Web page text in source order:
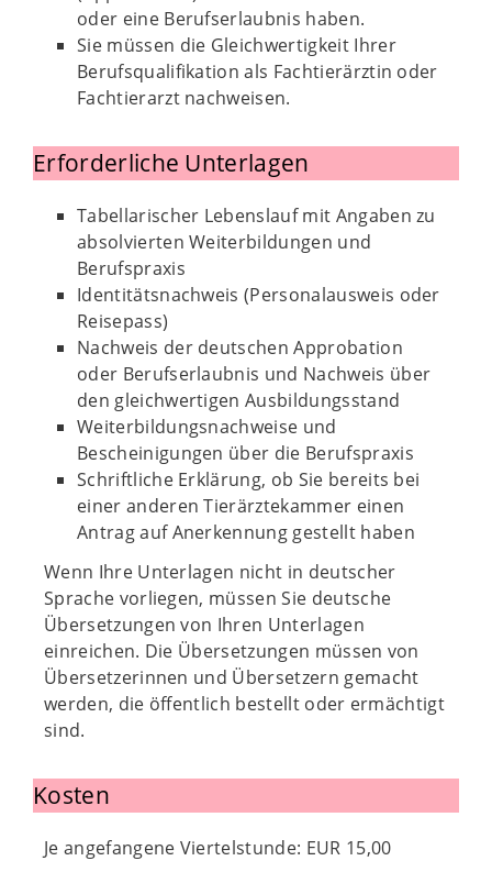
oder eine Berufserlaubnis haben.
Sie müssen die Gleichwertigkeit Ihrer
Berufsqualifikation als Fachtierärztin oder
Fachtierarzt nachweisen.
Erforderliche Unterlagen
Tabellarischer Lebenslauf mit Angaben zu
absolvierten Weiterbildungen und
Berufspraxis
Identitätsnachweis (Personalausweis oder
Reisepass)
Nachweis der deutschen Approbation
oder Berufserlaubnis und Nachweis über
den gleichwertigen Ausbildungsstand
Weiterbildungsnachweise und
Bescheinigungen über die Berufspraxis
Schriftliche Erklärung, ob Sie bereits bei
einer anderen Tierärztekammer einen
Antrag auf Anerkennung gestellt haben
Wenn Ihre Unterlagen nicht in deutscher
Sprache vorliegen, müssen Sie deutsche
Übersetzungen von Ihren Unterlagen
einreichen. Die Übersetzungen müssen von
Übersetzerinnen und Übersetzern gemacht
werden, die öffentlich bestellt oder ermächtigt
sind.
Kosten
Je angefangene Viertelstunde: EUR 15,00